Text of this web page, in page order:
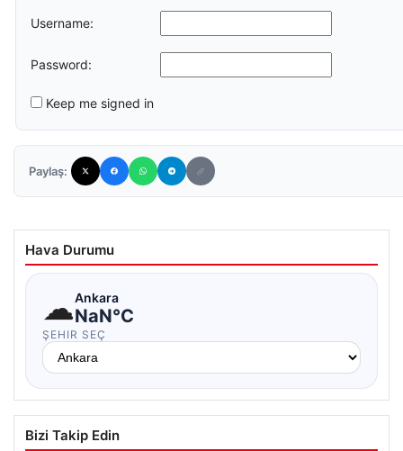
Username:
Password:
Keep me signed in
Paylaş:
Hava Durumu
☁Ankara
NaN°C
ŞEHIR SEÇ
Bizi Takip Edin